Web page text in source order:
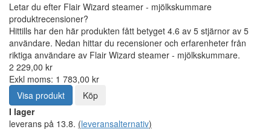
Letar du efter Flair Wizard steamer - mjölkskummare
produktrecensioner?
Hittills har den här produkten fått betyget 4.6 av 5 stjärnor av 5
användare. Nedan hittar du recensioner och erfarenheter från
riktiga användare av Flair Wizard steamer - mjölkskummare.
2 229,00 kr
Exkl moms: 1 783,00 kr
Visa produkt
Köp
I lager
leverans på 13.8. (leveransalternativ)